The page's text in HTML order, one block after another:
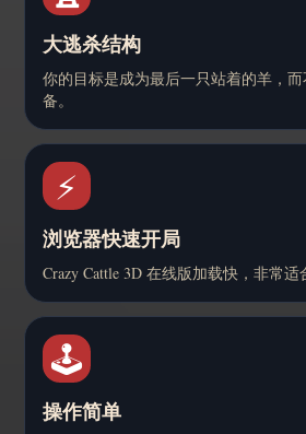
大逃杀结构
你的目标是成为最后一只站着的羊，
备。
⚡
浏览器快速开局
Crazy Cattle 3D 在线版加载快，非常适
🕹️
操作简单